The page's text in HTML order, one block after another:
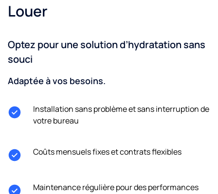
Louer
Optez pour une solution d’hydratation sans
souci
Adaptée à vos besoins.
Installation sans problème et sans interruption de
votre bureau
Coûts mensuels fixes et contrats flexibles
Maintenance régulière pour des performances